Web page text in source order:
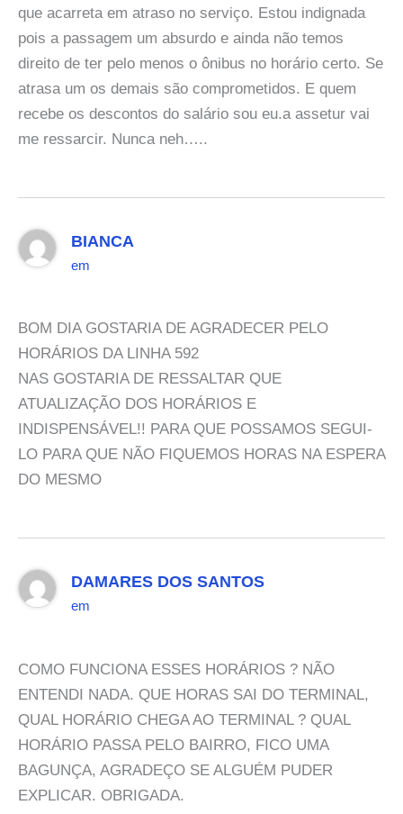
que acarreta em atraso no serviço. Estou indignada
pois a passagem um absurdo e ainda não temos
direito de ter pelo menos o ônibus no horário certo. Se
atrasa um os demais são comprometidos. E quem
recebe os descontos do salário sou eu.a assetur vai
me ressarcir. Nunca neh…..
BIANCA
em
BOM DIA GOSTARIA DE AGRADECER PELO
HORÁRIOS DA LINHA 592
NAS GOSTARIA DE RESSALTAR QUE
ATUALIZAÇÃO DOS HORÁRIOS E
INDISPENSÁVEL!! PARA QUE POSSAMOS SEGUI-
LO PARA QUE NÃO FIQUEMOS HORAS NA ESPERA
DO MESMO
DAMARES DOS SANTOS
em
COMO FUNCIONA ESSES HORÁRIOS ? NÃO
ENTENDI NADA. QUE HORAS SAI DO TERMINAL,
QUAL HORÁRIO CHEGA AO TERMINAL ? QUAL
HORÁRIO PASSA PELO BAIRRO, FICO UMA
BAGUNÇA, AGRADEÇO SE ALGUÉM PUDER
EXPLICAR. OBRIGADA.